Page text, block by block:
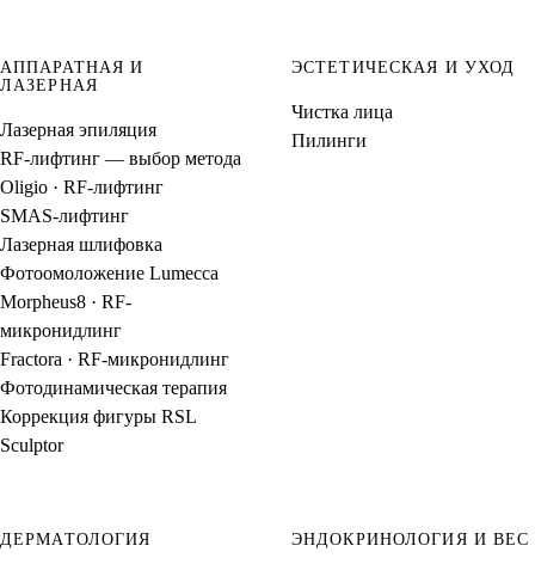
АППАРАТНАЯ И
ЛАЗЕРНАЯ
Лазерная эпиляция
RF-лифтинг — выбор метода
Oligio · RF-лифтинг
SMAS-лифтинг
Лазерная шлифовка
Фотоомоложение Lumecca
Morpheus8 · RF-
микронидлинг
Fractora · RF-микронидлинг
Фотодинамическая терапия
Коррекция фигуры RSL
Sculptor
ЭСТЕТИЧЕСКАЯ И УХОД
Чистка лица
Пилинги
ДЕРМАТОЛОГИЯ ЭНДОКРИНОЛОГИЯ И ВЕС